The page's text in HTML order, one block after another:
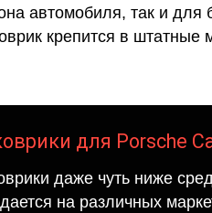
автомобиля, так и для
крепится в штатные
для Porsche
даже чуть ниже
на различных